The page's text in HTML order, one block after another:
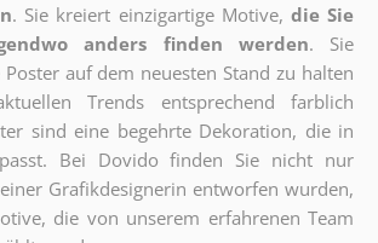
. Sie kreiert einzigartige Motive, die Sie
anders finden werden. Sie
auf dem neuesten Stand zu halten
Trends entsprechend farblich
sind eine begehrte Dekoration, die in
Bei Dovido finden Sie nicht nur
Grafikdesignerin entworfen wurden,
die von unserem erfahrenen Team